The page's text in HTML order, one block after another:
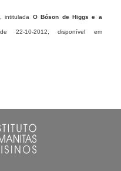
, intitulada O Bóson de Higgs e a
22-10-2012, disponível em